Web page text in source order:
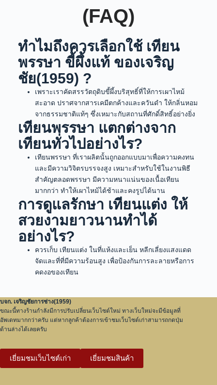
(FAQ)
ทำไมถึงควรเลือกใช้ เทียน
พรรษา ขี้ผึ้งแท้ ของเจริญ
ชัย(1959) ?
เพราะเราคัดสรรวัตถุดิบขี้ผึ้งบริสุทธิ์ที่ให้การเผาไหม้
สะอาด ปราศจากสารเคมีตกค้างและควันดำ ให้กลิ่นหอม
จากธรรมชาติแท้ๆ ซึ่งเหมาะกับสถานที่ศักดิ์สิทธิ์อย่างยิ่ง
เทียนพรรษา แตกต่างจาก
เทียนทั่วไปอย่างไร?
เทียนพรรษา ที่เราผลิตนั้นถูกออกแบบมาเพื่อความคงทน
และมีความวิจิตรบรรจงสูง เหมาะสำหรับใช้ในงานพิธี
สำคัญตลอดพรรษา มีความหนาแน่นของเนื้อเทียน
มากกว่า ทำให้เผาไหม้ได้ช้าและคงรูปได้นาน
การดูแลรักษา เทียนแต่ง ให้
สวยงามยาวนานทำได้
อย่างไร?
ควรเก็บ เทียนแต่ง ในที่แห้งและเย็น หลีกเลี่ยงแสงแดด
จัดและที่ที่มีความร้อนสูง เพื่อป้องกันการละลายหรือการ
คดงอของเทียน
บจก. เจริญชัยการช่าง(1959)
ขณะนี้ทางร้านกำลังมีการปรับเปลี่ยนเว็บไซต์ใหม่ ทางเว็บใหม่จะมีข้อมูลที่
อัพเดทมากกว่าครับ แต่หากลูกค้าต้องการเข้าชมเว็บไซต์เก่าสามารถกดปุ่ม
ด้านล่างได้เลยครับ
เยี่ยมชมเว็บไซต์เก่า เยี่ยมชมสินค้า